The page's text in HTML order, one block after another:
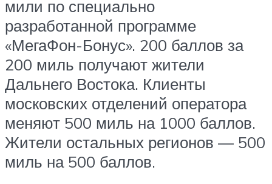
мили по специально
разработанной программе
«МегаФон-Бонус». 200 баллов за
200 миль получают жители
Дальнего Востока. Клиенты
московских отделений оператора
меняют 500 миль на 1000 баллов.
Жители остальных регионов — 500
миль на 500 баллов.